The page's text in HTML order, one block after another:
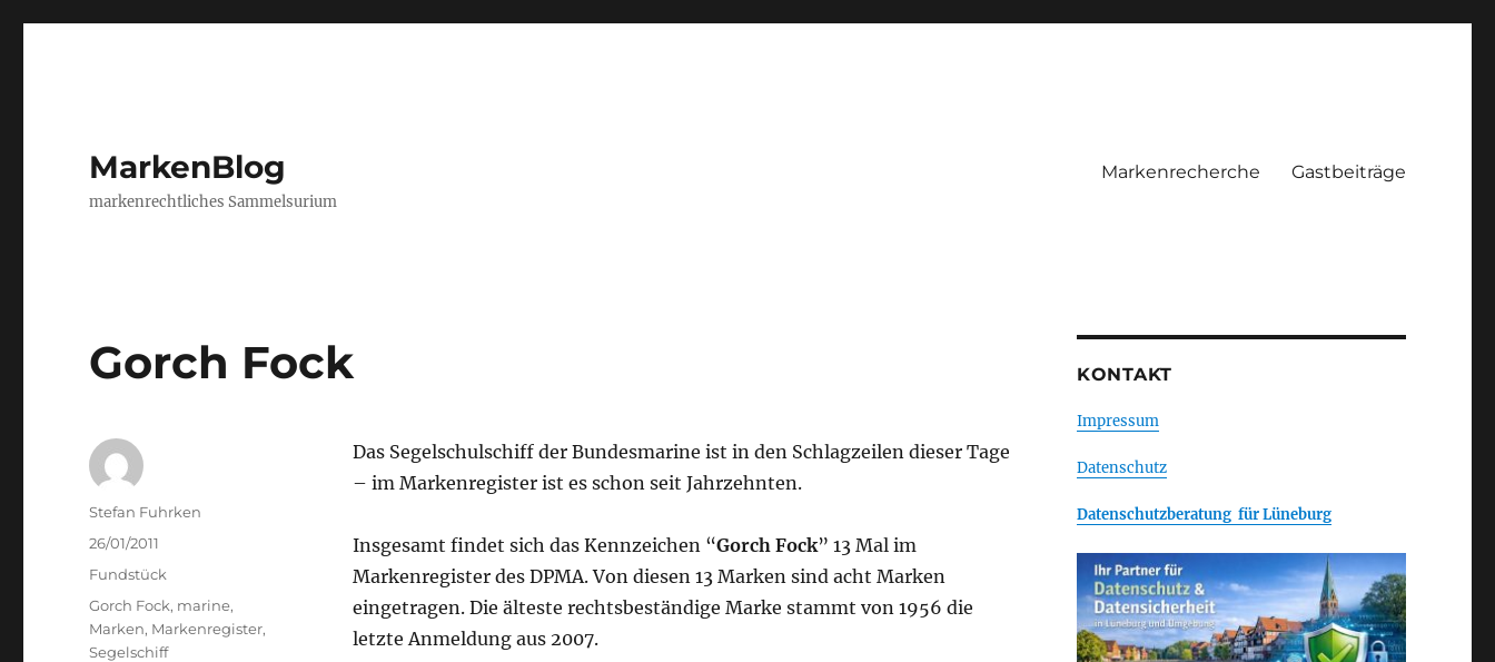
MarkenBlog
markenrechtliches Sammelsurium
Markenrecherche Gastbeiträge
Gorch Fock
Das Segelschulschiff der Bundesmarine ist in den Schlagzeilen dieser Tage
– im Markenregister ist es schon seit Jahrzehnten.
Insgesamt findet sich das Kennzeichen “Gorch Fock” 13 Mal im
Markenregister des DPMA. Von diesen 13 Marken sind acht Marken
eingetragen. Die älteste rechtsbeständige Marke stammt von 1956 die
letzte Anmeldung aus 2007.
Author
Stefan Fuhrken
Posted
26/01/2011
Categories
Fundstück
Tags
Gorch Fock, marine,
Marken, Markenregister,
Segelschiff
KONTAKT
Impressum
Datenschutz
Datenschutzberatung für Lüneburg